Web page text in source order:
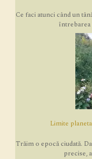
Ce faci atunci când un
întrebarea
Limite
Trăim o epocă ciudată.
precise,